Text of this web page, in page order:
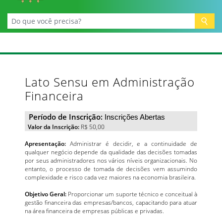
Lato Sensu em Administração
Financeira
Período de Inscrição: Inscrições Abertas
Valor da Inscrição: R$ 50,00
Apresentação: Administrar é decidir, e a continuidade de
qualquer negócio depende da qualidade das decisões tomadas
por seus administradores nos vários níveis organizacionais. No
entanto, o processo de tomada de decisões vem assumindo
complexidade e risco cada vez maiores na economia brasileira.
Objetivo Geral: Proporcionar um suporte técnico e conceitual à
gestão financeira das empresas/bancos, capacitando para atuar
na área financeira de empresas públicas e privadas.